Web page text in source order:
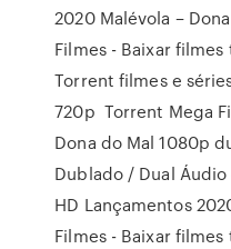
2020 Malévola –
Filmes - Baixar
Torrent filmes e
720p Torrent Mega
Dona do Mal 1080p
Dublado / Dual
HD Lançamentos
Filmes - Baixar